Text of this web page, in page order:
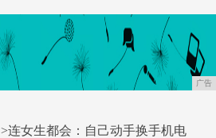
广告
>连女生都会：自己动手换手机电